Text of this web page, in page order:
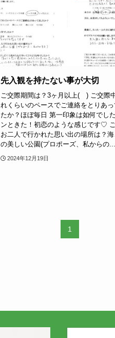
先入観を持たない事が大切
ご交際期間は？3ヶ月以上( ) ご交際
れくらいのペースでご連絡をとりあっ
たか？ほぼ毎日 第一印象は如何でし
ンときた！初恋のような感じです♡
お二人で行かれた思い出の場所は？
の美しい公園(プロポーズ、私からの...
2024年12月19日
1